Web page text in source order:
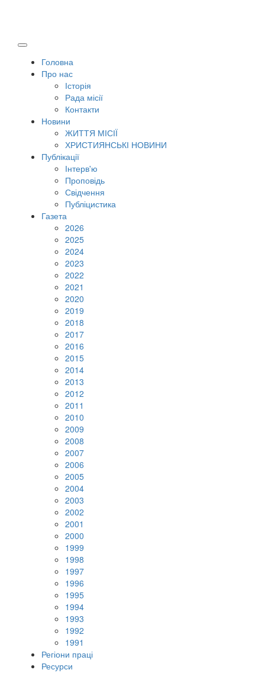
Головна
Про нас
Історія
Рада місії
Контакти
Новини
ЖИТТЯ МІСІЇ
ХРИСТИЯНСЬКІ НОВИНИ
Публікації
Інтерв'ю
Проповідь
Свідчення
Публіцистика
Газета
2026
2025
2024
2023
2022
2021
2020
2019
2018
2017
2016
2015
2014
2013
2012
2011
2010
2009
2008
2007
2006
2005
2004
2003
2002
2001
2000
1999
1998
1997
1996
1995
1994
1993
1992
1991
Регіони праці
Ресурси